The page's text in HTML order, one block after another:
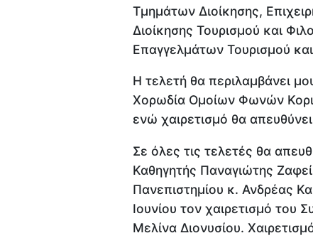
Τμημάτων Διοίκησης,
Διοίκησης Τουρισμού και
Επαγγελμάτων Τουρισμού
Η τελετή θα περιλαμβάνει
Χορωδία Ομοίων Φωνών
ενώ χαιρετισμό θα
Σε όλες τις τελετές θα
Καθηγητής Παναγιώτης
Πανεπιστημίου κ. Ανδρέας
Ιουνίου τον χαιρετισμό του
Μελίνα Διονυσίου.